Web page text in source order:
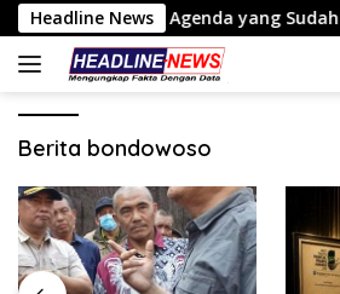
Langsung
ke
konten
Headline News
Agenda yang Sudah Dijadwalkan
Berita bondowoso